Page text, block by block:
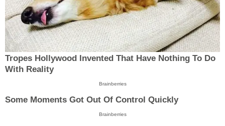
Tropes Hollywood Invented That Have Nothing To Do
With Reality
Brainberries
Some Moments Got Out Of Control Quickly
Brainberries